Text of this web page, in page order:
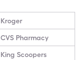
Kroger
CVS Pharmacy
King Scoopers